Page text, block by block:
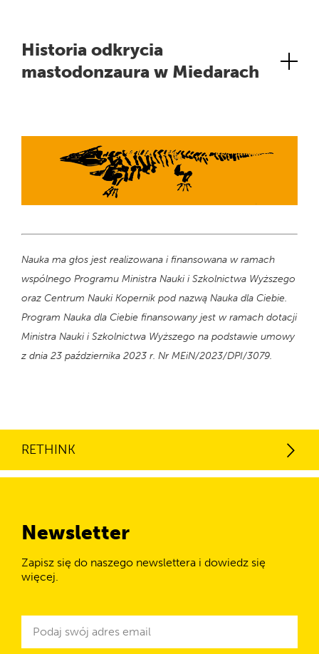
Historia odkrycia
mastodonzaura w Miedarach
Nauka ma głos jest realizowana i finansowana w ramach
wspólnego Programu Ministra Nauki i Szkolnictwa Wyższego
oraz Centrum Nauki Kopernik pod nazwą Nauka dla Ciebie.
Program Nauka dla Ciebie finansowany jest w ramach dotacji
Ministra Nauki i Szkolnictwa Wyższego na podstawie umowy
z dnia 23 października 2023 r. Nr MEiN/2023/DPI/3079.
RETHINK
Newsletter
Zapisz się do naszego newslettera i dowiedz się
więcej.
Newsletter